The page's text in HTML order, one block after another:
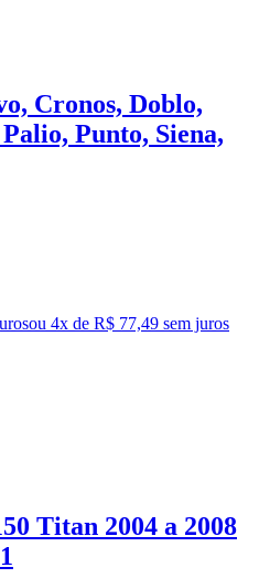
Cronos, Doblo,
Punto, Siena,
ou 4x de R$ 77,49 sem juros
Titan 2004 a 2008